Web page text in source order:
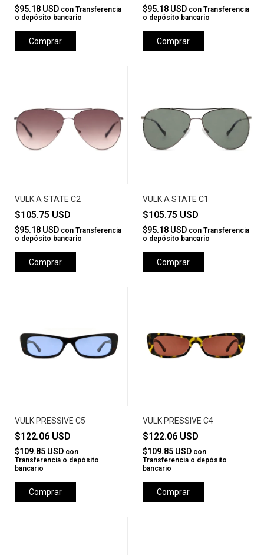
$95.18 USD con Transferencia
o depósito bancario
Comprar
$95.18 USD con Transferencia
o depósito bancario
Comprar
VULK A STATE C2
$105.75 USD
$95.18 USD con Transferencia
o depósito bancario
Comprar
VULK A STATE C1
$105.75 USD
$95.18 USD con Transferencia
o depósito bancario
Comprar
VULK PRESSIVE C5
$122.06 USD
$109.85 USD con
Transferencia o depósito
bancario
Comprar
VULK PRESSIVE C4
$122.06 USD
$109.85 USD con
Transferencia o depósito
bancario
Comprar